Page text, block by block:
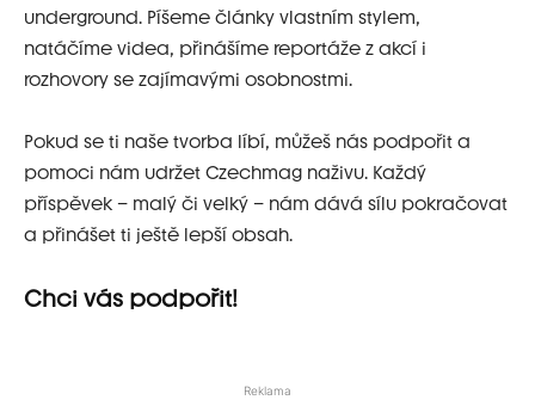
underground. Píšeme články vlastním stylem,
natáčíme videa, přinášíme reportáže z akcí i
rozhovory se zajímavými osobnostmi.
Pokud se ti naše tvorba líbí, můžeš nás podpořit a
pomoci nám udržet Czechmag naživu. Každý
příspěvek – malý či velký – nám dává sílu pokračovat
a přinášet ti ještě lepší obsah.
Chci vás podpořit!
Reklama